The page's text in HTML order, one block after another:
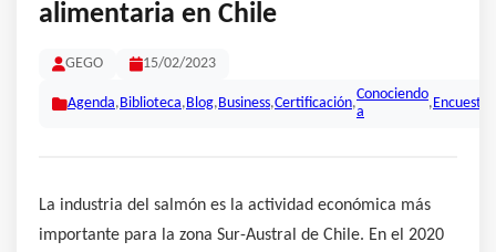
alimentaria en Chile
GEGO 15/02/2023
Agenda, Biblioteca, Blog, Business,Certificación,
Conociendo
a
, Encuestas
La industria del salmón es la actividad económica más
importante para la zona Sur-Austral de Chile. En el 2020